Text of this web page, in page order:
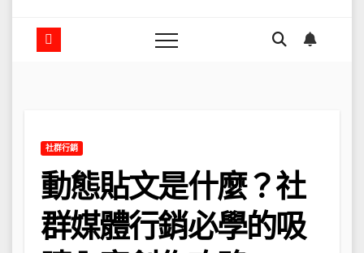
社群行銷
動態貼文是什麼？社
群媒體行銷必學的吸